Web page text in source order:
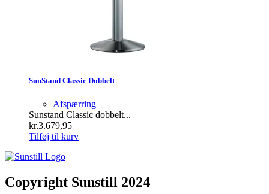
SunStand Classic Dobbelt
Afspærring
Sunstand Classic dobbelt...
kr.3.679,95
Tilføj til kurv
Copyright Sunstill 2024